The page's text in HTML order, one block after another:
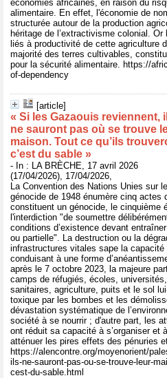
économies africaines, en raison du
alimentaire. En effet, l'économie de
structurée autour de la production
héritage de l’extractivisme colonial.
liés à productivité de cette agriculture
majorité des terres cultivables,
pour la sécurité alimentaire. https://
of-dependency
[article]
« Si les Gazaouis reviennent,
ne sauront pas où se trouve
maison. Tout ce qu’ils
c’est du sable »
- In : LA BRÈCHE, 17 avril 2026
(17/04/2026), 17/04/2026,
La Convention des Nations Unies sur le
génocide de 1948 énumère cinq actes
constituent un génocide, le cinquième
l'interdiction "de soumettre
conditions d’existence devant
ou partielle". La destruction ou la
infrastructures vitales sape la capacité
conduisant à une forme
après le 7 octobre 2023, la majeure
camps de réfugiés, écoles,
sanitaires, agriculture, puits et le sol
toxique par les bombes et les
dévastation systématique de
société à se nourrir ; d'autre part, les
ont réduit sa capacité à s’organiser et
atténuer les pires effets des pénuries
https://alencontre.org/moyenorient/
ils-ne-sauront-pas-ou-se-trouve-leur-
cest-du-sable.html